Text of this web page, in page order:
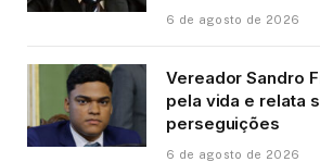
6 de agosto de 2026
Vereador Sandro
pela vida e relata
perseguições
6 de agosto de 2026